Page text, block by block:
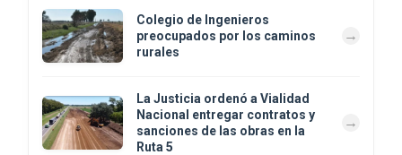
Colegio de Ingenieros
preocupados por los caminos
rurales
La Justicia ordenó a Vialidad
Nacional entregar contratos y
sanciones de las obras en la
Ruta 5